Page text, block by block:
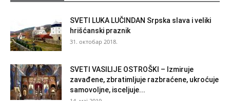
SVETI LUKA LUČINDAN Srpska slava i veliki
hrišćanski praznik
31. октобар 2018.
SVETI VASILIJE OSTROŠKI – Izmiruje
zavađene, zbratimljuje razbraćene, ukroćuje
samovoljne, isceljuje...